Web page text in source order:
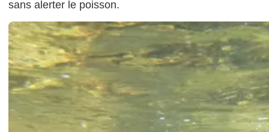
sans alerter le poisson.